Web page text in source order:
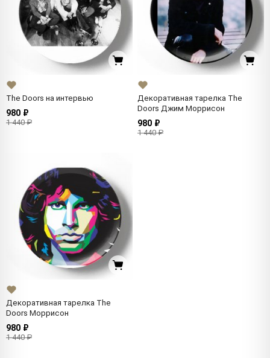
The Doors на интервью
980 ₽
1 440 ₽
Декоративная тарелка The
Doors Джим Моррисон
980 ₽
1 440 ₽
Декоративная тарелка The
Doors Моррисон
980 ₽
1 440 ₽